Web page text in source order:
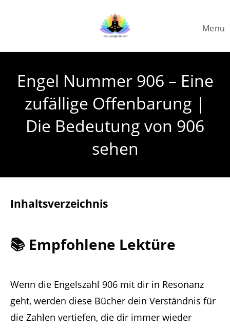
Menu
Engel Nummer 906 – Eine
zufällige Offenbarung |
Die Bedeutung von 906
sehen
Inhaltsverzeichnis
📚 Empfohlene Lektüre
Wenn die Engelszahl 906 mit dir in Resonanz
geht, werden diese Bücher dein Verständnis für
die Zahlen vertiefen, die dir immer wieder